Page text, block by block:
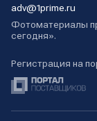
adv@1prime.ru
Фотоматериалы
сегодня».
Регистрация на